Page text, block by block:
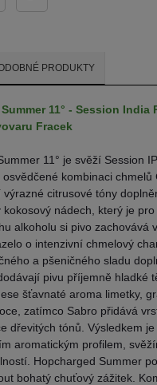
PRODUKTY
11° - Session India
Fracek
11° je svěží Session
kombinaci chmelů
citrusové tóny
kokosový nádech, který je
alkoholu si pivo zachovává
o intenzivní chmelový
a pšeničného sladu
pivu příjemně hladké
šťavnaté aroma limetky,
zatímco Sabro přidává
dřevitých tónů. Výsledkem
aromatickým profilem,
Hopcharged Summer
bohatý chuťový zážitek.